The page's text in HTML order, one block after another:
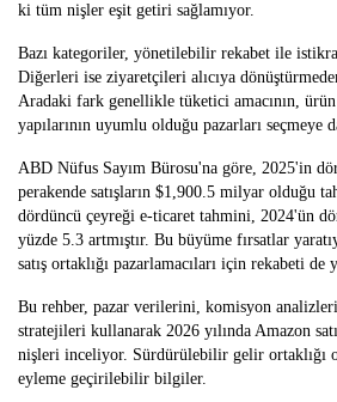
ki tüm nişler eşit getiri sağlamıyor.
Bazı kategoriler, yönetilebilir rekabet ile
Diğerleri ise ziyaretçileri alıcıya
Aradaki fark genellikle tüketici amacının,
yapılarının uyumlu olduğu pazarları seçmeye
ABD Nüfus Sayım Bürosu'na göre, 2025'in
perakende satışların $1,900.5 milyar olduğu
dördüncü çeyreği e-ticaret tahmini, 2024'ün
yüzde 5.3 artmıştır. Bu büyüme fırsatlar
satış ortaklığı pazarlamacıları için rekabeti de
Bu rehber, pazar verilerini, komisyon
stratejileri kullanarak 2026 yılında Amazon
nişleri inceliyor. Sürdürülebilir gelir ortaklığı
eyleme geçirilebilir bilgiler.